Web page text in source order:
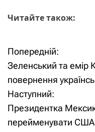
Читайте також:
Н
а
в
і
Попередній:
Зеленський та емір
повернення
Наступний:
Президентка
перейменувати